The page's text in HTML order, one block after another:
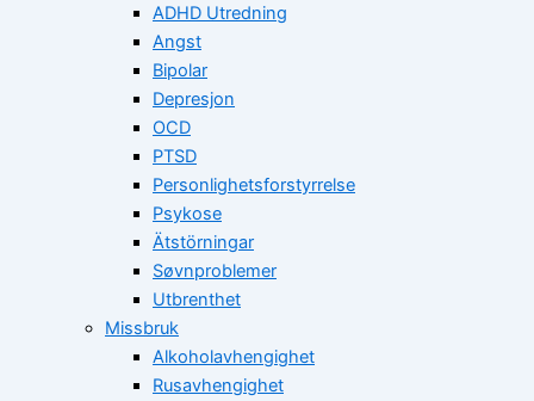
ADHD Utredning
Angst
Bipolar
Depresjon
OCD
PTSD
Personlighetsforstyrrelse
Psykose
Ätstörningar
Søvnproblemer
Utbrenthet
Missbruk
Alkoholavhengighet
Rusavhengighet